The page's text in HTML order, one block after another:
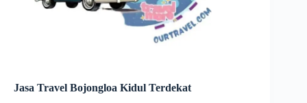
Jasa Travel Bojongloa Kidul Terdekat